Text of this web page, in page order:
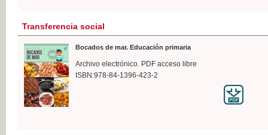
Transferencia social
Bocados de mar. Educación primaria
Archivo electrónico. PDF acceso libre
ISBN:978-84-1396-423-2